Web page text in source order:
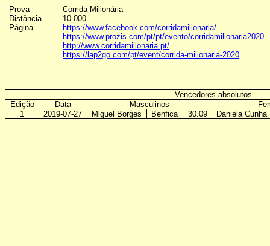
Prova
Corrida Milionária
Distância
10.000
Página
https://www.facebook.com/corridamilionaria/
https://www.prozis.com/pt/pt/evento/corridamilionaria2020
http://www.corridamilionaria.pt/
https://lap2go.com/pt/event/corrida-milionaria-2020
Vencedores absolutos
Edição
Data Masculinos
1
2019-07-27 Miguel Borges Benfica 30.09 Daniela Cunha